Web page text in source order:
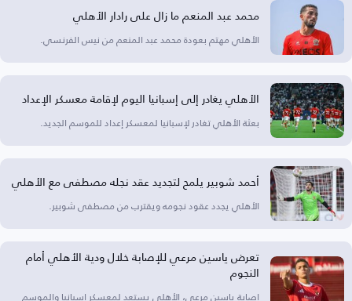
محمد عبد المنعم ما زال على رادار الأهلي
الأهلي مهتم بعودة محمد عبد المنعم من نيس الفرنسي.
الأهلي يغادر إلى إسبانيا اليوم لإقامة معسكر الإعداد
بعثة الأهلي تغادر لإسبانيا لمعسكر إعداد للموسم الجديد.
أحمد شوبير يلمح لتجديد عقد نجله مصطفى مع الأهلي
الأهلي يجدد عقود نجومه ويقترب من مصطفى شوبير.
تعرض ياسين مرعي للإصابة خلال ودية الأهلي أمام
النجوم
إصابة ياسين مرعي، الأهلي يستعد لمعسكر إسبانيا والموسم